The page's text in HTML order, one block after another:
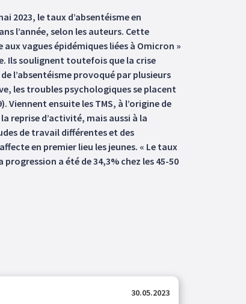
2023, le taux d’absentéisme en
l’année, selon les auteurs. Cette
vagues épidémiques liées à Omicron »
Ils soulignent toutefois que la crise
l’absentéisme provoqué par plusieurs
les troubles psychologiques se placent
Viennent ensuite les TMS, à l’origine de
reprise d’activité, mais aussi à la
de travail différentes et des
en premier lieu les jeunes. « Le taux
a été de 34,3% chez les 45-50
30.05.2023